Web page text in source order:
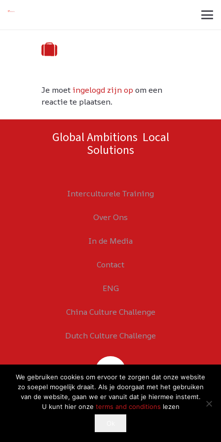
Je moetingelogd zijn op om een
reactie te plaatsen.
Global Ambitions Local
Solutions
Interculturele Training
Over Ons
In de Media
Contact
ENG
China Culture Challenge
Dutch Culture Challenge
If you continue to use this site, you agree with it.
We gebruiken cookies om ervoor te zorgen dat onze website
zo soepel mogelijk draait. Als je doorgaat met het gebruiken
van de website, gaan we er vanuit dat je hiermee instemt.
U kunt hier onze terms and conditions lezen